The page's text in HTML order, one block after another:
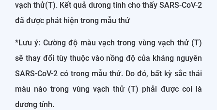
vạch thử(T). Kết quả dương tính cho thấy SARS-CoV-2
đã được phát hiện trong mẫu thử
*Lưu ý: Cường độ màu vạch trong vùng vạch thử (T)
sẽ thay đổi tùy thuộc vào nồng độ của kháng nguyên
SARS-CoV-2 có trong mẫu thử. Do đó, bất kỳ sắc thái
màu nào trong vùng vạch thử (T) phải được coi là
dương tính.